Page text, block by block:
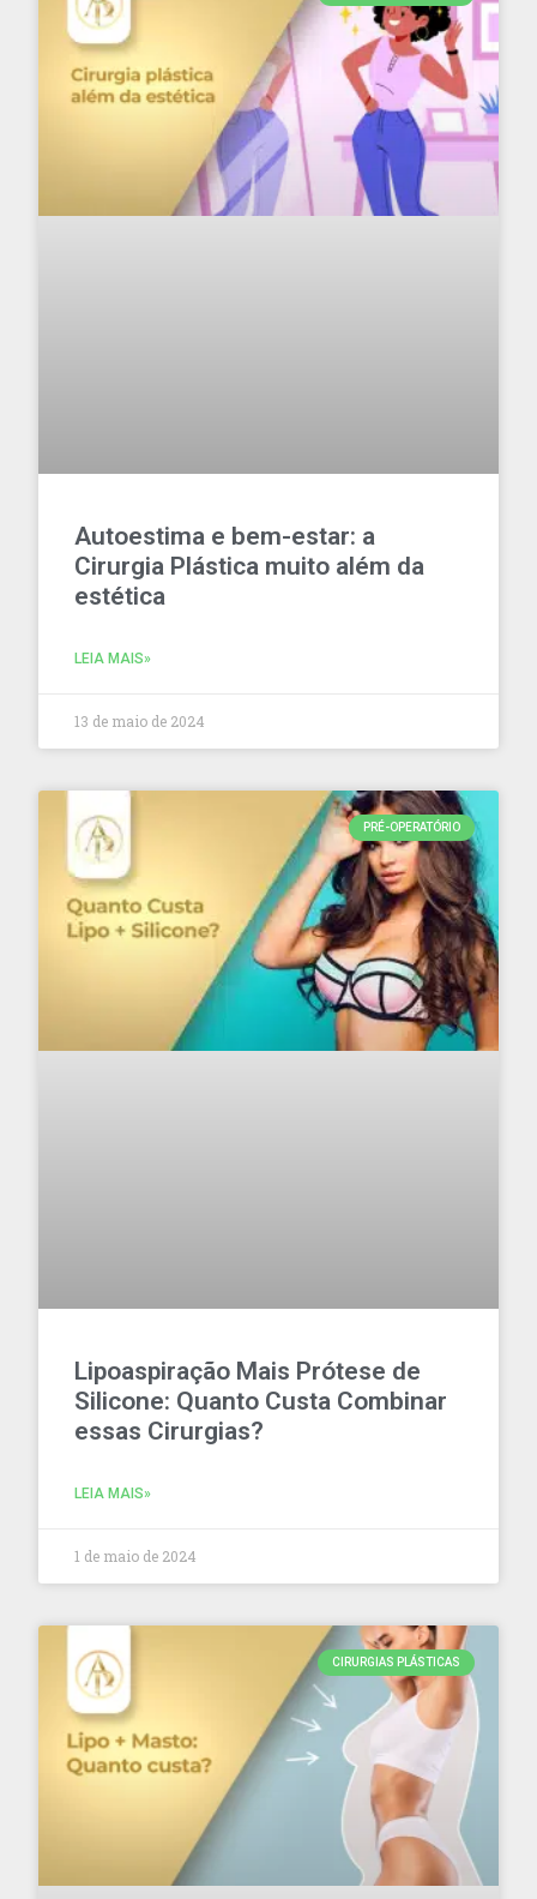
Autoestima e bem-estar: a
Cirurgia Plástica muito além da
estética
LEIA MAIS»
13 de maio de 2024
PRÉ-OPERATÓRIO
Lipoaspiração Mais Prótese de
Silicone: Quanto Custa Combinar
essas Cirurgias?
LEIA MAIS»
1 de maio de 2024
CIRURGIAS PLÁSTICAS